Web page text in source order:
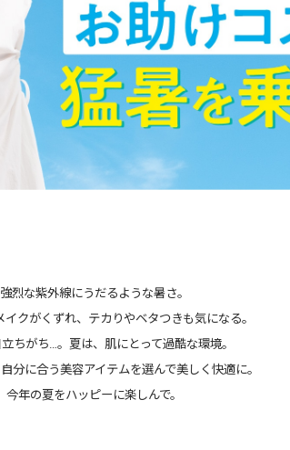
強烈な紫外線にうだるような暑さ。
イクがくずれ、テカりやベタつきも気になる。
ちがち…。 夏は、肌にとって過酷な環境。
分に合う美容アイテムを選んで美しく快適に。
今年の夏をハッピーに楽しんで。